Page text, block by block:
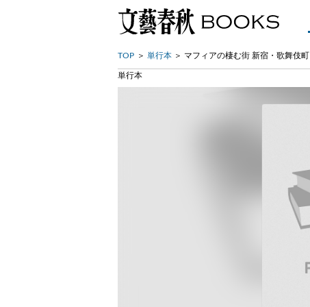
TOP 単行本 マフィアの棲む街 新宿・歌舞伎町
単行本